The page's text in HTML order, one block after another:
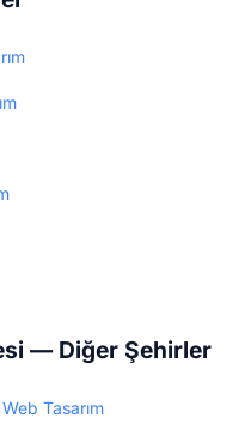
— Diğer Şehirler
Tasarım